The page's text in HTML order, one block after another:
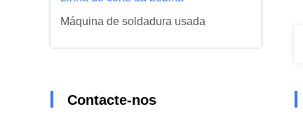
Máquina de soldadura usada
Contacte-nos